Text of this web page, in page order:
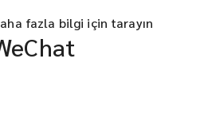
fazla bilgi için tarayın